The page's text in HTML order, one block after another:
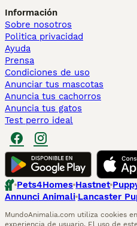
Información
Sobre nosotros
Politica privacidad
Ayuda
Prensa
Condiciones de uso
Anunciar tus mascotas
Anuncia tus cachorros
Anuncia tus gatos
Test perro ideal
Pets4Homes Hastnet
Annunci Animali Lancaster
MundoAnimalia.com utiliza cookies